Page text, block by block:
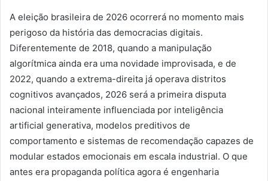
A eleição brasileira de 2026 ocorrerá no momento mais
perigoso da história das democracias digitais.
Diferentemente de 2018, quando a manipulação
algorítmica ainda era uma novidade improvisada, e de
2022, quando a extrema-direita já operava distritos
cognitivos avançados, 2026 será a primeira disputa
nacional inteiramente influenciada por inteligência
artificial generativa, modelos preditivos de
comportamento e sistemas de recomendação capazes de
modular estados emocionais em escala industrial. O que
antes era propaganda política agora é engenharia